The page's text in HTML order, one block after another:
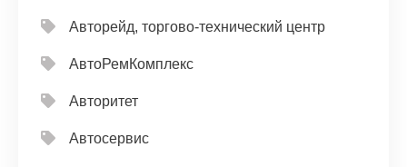
Авторейд, торгово-технический центр
АвтоРемКомплекс
Авторитет
Автосервис